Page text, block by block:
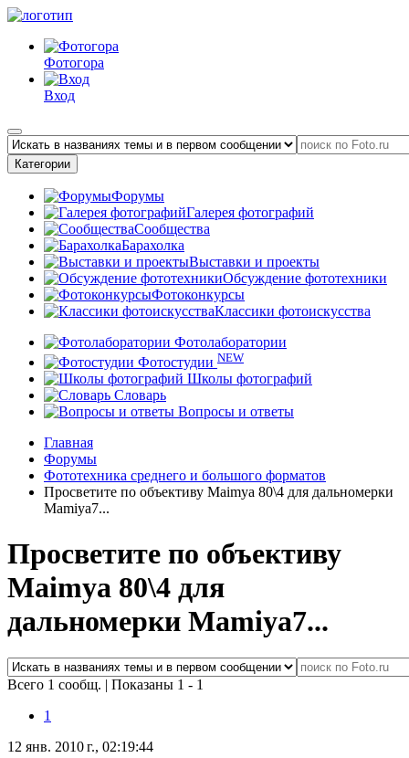
Фотогора
Вход
Категории
Форумы
Галерея фотографий
Сообщества
Барахолка
Выставки и проекты
Обсуждение фототехники
Фотоконкурсы
Классики фотоискусства
Фотолаборатории
Фотостудии NEW
Школы фотографий
Словарь
Вопросы и ответы
Главная
Форумы
Фототехника среднего и большого форматов
Просветите по объективу Maimya 80\4 для дальномерки
Mamiya7...
Просветите по объективу
Maimya 80\4 для
дальномерки Mamiya7...
Всего 1 сообщ. | Показаны 1 - 1
1
12 янв. 2010 г., 02:19:44